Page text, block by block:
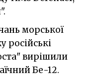
морської
російські
вирішили
Бе-12.